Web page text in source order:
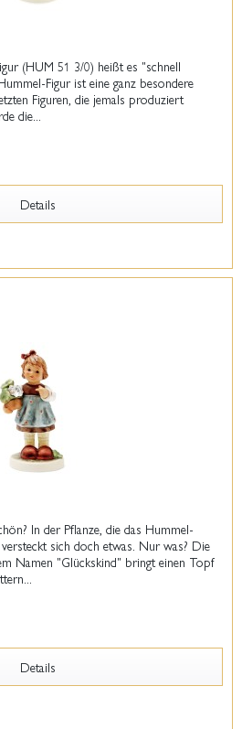
(HUM 51 3/0) heißt es "schnell
Figur ist eine ganz besondere
Figuren, die jemals produziert
die...
Details
In der Pflanze, die das Hummel-
sich doch etwas. Nur was? Die
Namen "Glückskind" bringt einen Topf
Details